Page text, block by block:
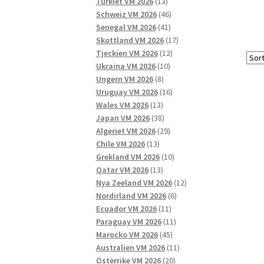
produkter
Schweiz VM 2026 4646
produkter
Senegal VM 2026 4141
produkter
Skottland VM 2026 1717
Tjeckien VM 2026 1212
produkter
Ukraina VM 2026 1010
Ungern VM 2026 88
produkter
Uruguay VM 2026 1616
Wales VM 2026 1313
produkter
Japan VM 2026 3838
produkter
Algeriet VM 2026 2929
Chile VM 2026 1313
produkter
Grekland VM 2026 1010
Qatar VM 2026 1313
produkter
Nya Zeeland VM 2026 1212
Nordirland VM 2026 66
Ecuador VM 2026 1111
produkter
Paraguay VM 2026 1111
Marocko VM 2026 4545
produkter
Australien VM 2026 1111
Österrike VM 2026 2020